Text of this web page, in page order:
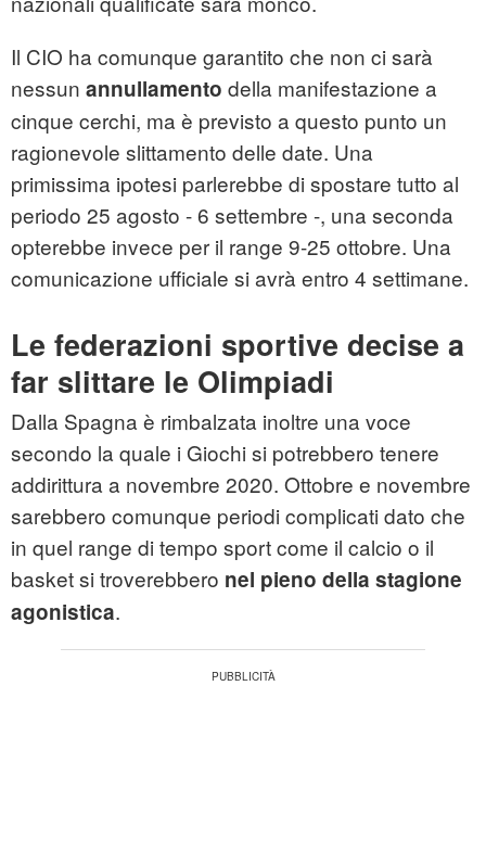
Il CIO ha comunque garantito che non ci sarà
nessun annullamento della manifestazione a
cinque cerchi, ma è previsto a questo punto un
ragionevole slittamento delle date. Una
primissima ipotesi parlerebbe di spostare tutto al
periodo 25 agosto - 6 settembre -, una seconda
opterebbe invece per il range 9-25 ottobre. Una
comunicazione ufficiale si avrà entro 4 settimane.
Le federazioni sportive decise a
far slittare le Olimpiadi
Dalla Spagna è rimbalzata inoltre una voce
secondo la quale i Giochi si potrebbero tenere
addirittura a novembre 2020. Ottobre e novembre
sarebbero comunque periodi complicati dato che
in quel range di tempo sport come il calcio o il
basket si troverebbero nel pieno della stagione
agonistica.